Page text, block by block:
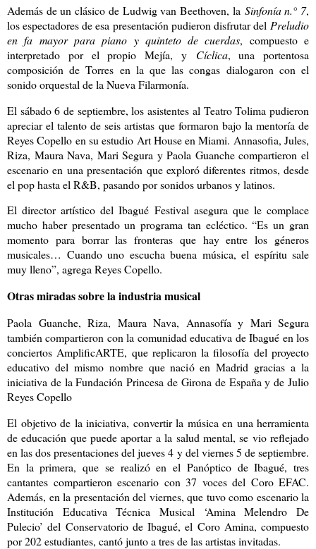
Además de un clásico de Ludwig van Beethoven, la Sinfonía n.° 7,
los espectadores de esa presentación pudieron disfrutar del Preludio
en fa mayor para piano y quinteto de cuerdas, compuesto e
interpretado por el propio Mejía, y Cíclica, una portentosa
composición de Torres en la que las congas dialogaron con el
sonido orquestal de la Nueva Filarmonía.
El sábado 6 de septiembre, los asistentes al Teatro Tolima pudieron
apreciar el talento de seis artistas que formaron bajo la mentoría de
Reyes Copello en su estudio Art House en Miami. Annasofia, Jules,
Riza, Maura Nava, Mari Segura y Paola Guanche compartieron el
escenario en una presentación que exploró diferentes ritmos, desde
el pop hasta el R&B, pasando por sonidos urbanos y latinos.
El director artístico del Ibagué Festival asegura que le complace
mucho haber presentado un programa tan ecléctico. “Es un gran
momento para borrar las fronteras que hay entre los géneros
musicales… Cuando uno escucha buena música, el espíritu sale
muy lleno”, agrega Reyes Copello.
Otras miradas sobre la industria musical
Paola Guanche, Riza, Maura Nava, Annasofía y Mari Segura
también compartieron con la comunidad educativa de Ibagué en los
conciertos AmplificARTE, que replicaron la filosofía del proyecto
educativo del mismo nombre que nació en Madrid gracias a la
iniciativa de la Fundación Princesa de Girona de España y de Julio
Reyes Copello
El objetivo de la iniciativa, convertir la música en una herramienta
de educación que puede aportar a la salud mental, se vio reflejado
en las dos presentaciones del jueves 4 y del viernes 5 de septiembre.
En la primera, que se realizó en el Panóptico de Ibagué, tres
cantantes compartieron escenario con 37 voces del Coro EFAC.
Además, en la presentación del viernes, que tuvo como escenario la
Institución Educativa Técnica Musical ‘Amina Melendro De
Pulecio’ del Conservatorio de Ibagué, el Coro Amina, compuesto
por 202 estudiantes, cantó junto a tres de las artistas invitadas.